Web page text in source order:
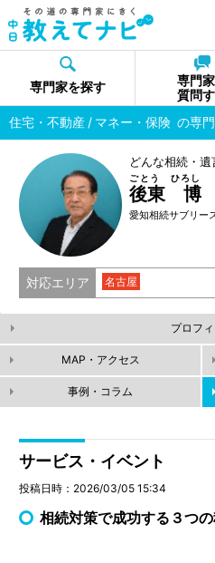
専門家を探す
専門
質問
住宅・不動産
マネー・保険 の専
どんな相続・
後東 博
ごとう ひろし
愛知相続サブリー
対応エリア 名古屋
プロフ
MAP・アクセス
事例・コラム
サービス・イベント
投稿日時：2026/03/05 15:34
相続対策で成功する３つ